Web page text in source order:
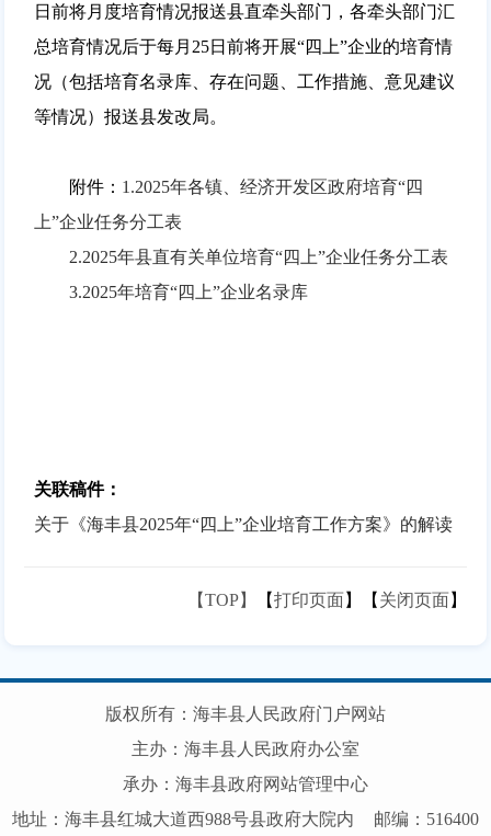
日前将月度培育情况报送县直牵头部门，各牵头部门汇
总培育情况后于每月25日前将开展“四上”企业的培育情
况（包括培育名录库、存在问题、工作措施、意见建议
等情况）报送县发改局。
附件： 1.2025年各镇、经济开发区政府培育“四
上”企业任务分工表
2.2025年县直有关单位培育“四上”企业任务分工表
3.2025年培育“四上”企业名录库
关联稿件：
关于《海丰县2025年“四上”企业培育工作方案》的解读
【TOP】 【打印页面】【 关闭页面】
版权所有：海丰县人民政府门户网站
主办：海丰县人民政府办公室
承办：海丰县政府网站管理中心
地址：海丰县红城大道西988号县政府大院内
邮编：516400